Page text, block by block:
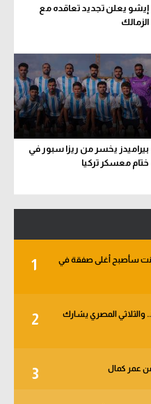
إيشو يعلن تجديد تعاقده مع
الزمالك
بيراميدز يخسر من ريزا سبور في
ختام معسكر تركيا
1
وكنت سأصبح أغلى صفقة في
2
خبر في الجول - الأهلي يبدأ من دور الـ 32.. والثلاثي المصري يشارك
3 عن عمر كمال